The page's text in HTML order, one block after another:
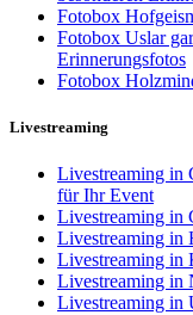
Fotobox
Fotobox Uslar
Erinnerungsfotos
Fotobox
Livestreaming
Livestreaming in
für Ihr Event
Livestreaming in
Livestreaming in
Livestreaming in
Livestreaming in
Livestreaming in